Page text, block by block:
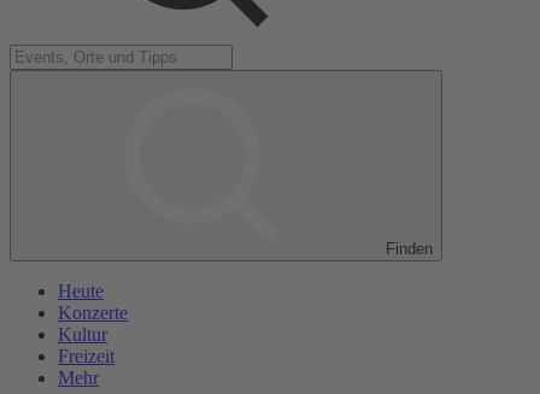
Finden
Heute
Konzerte
Kultur
Freizeit
Mehr